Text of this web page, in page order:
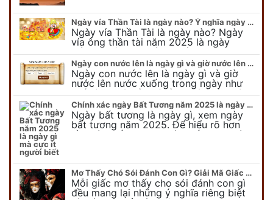
Ngày vía Thần Tài là ngày nào? Ý nghĩa ngày vía Thần Tài năm 2025
Ngày vía Thần Tài là ngày nào? Ngày
vía ông thần tài năm 2025 là ngày
mùng 10 âm lịch hàng tháng. Tại sao
trong ngày này, tất cả mọi…
Ngày con nước lên là ngày gì và giờ nước lên nước xuống trong ngày?
Ngày con nước lên là ngày gì và giờ
nước lên nước xuống trong ngày như
thế nào? Có điều gì cần chú ý về ngày
con nước lên? Đừng…
Chính xác ngày Bất Tương năm 2025 là ngày gì mà cực ít người biết
Ngày bất tương là ngày gì, xem ngày
bất tương năm 2025. Để hiểu rõ hơn
về ngày bất tương, ngày bất tương là
Mơ Thấy Chó Sói Đánh Con Gì? Giải Mã Giấc Mơ Bí Ẩn
Mỗi giấc mơ thấy cho sói đánh con gì
đều mang lại những ý nghĩa riêng biệt